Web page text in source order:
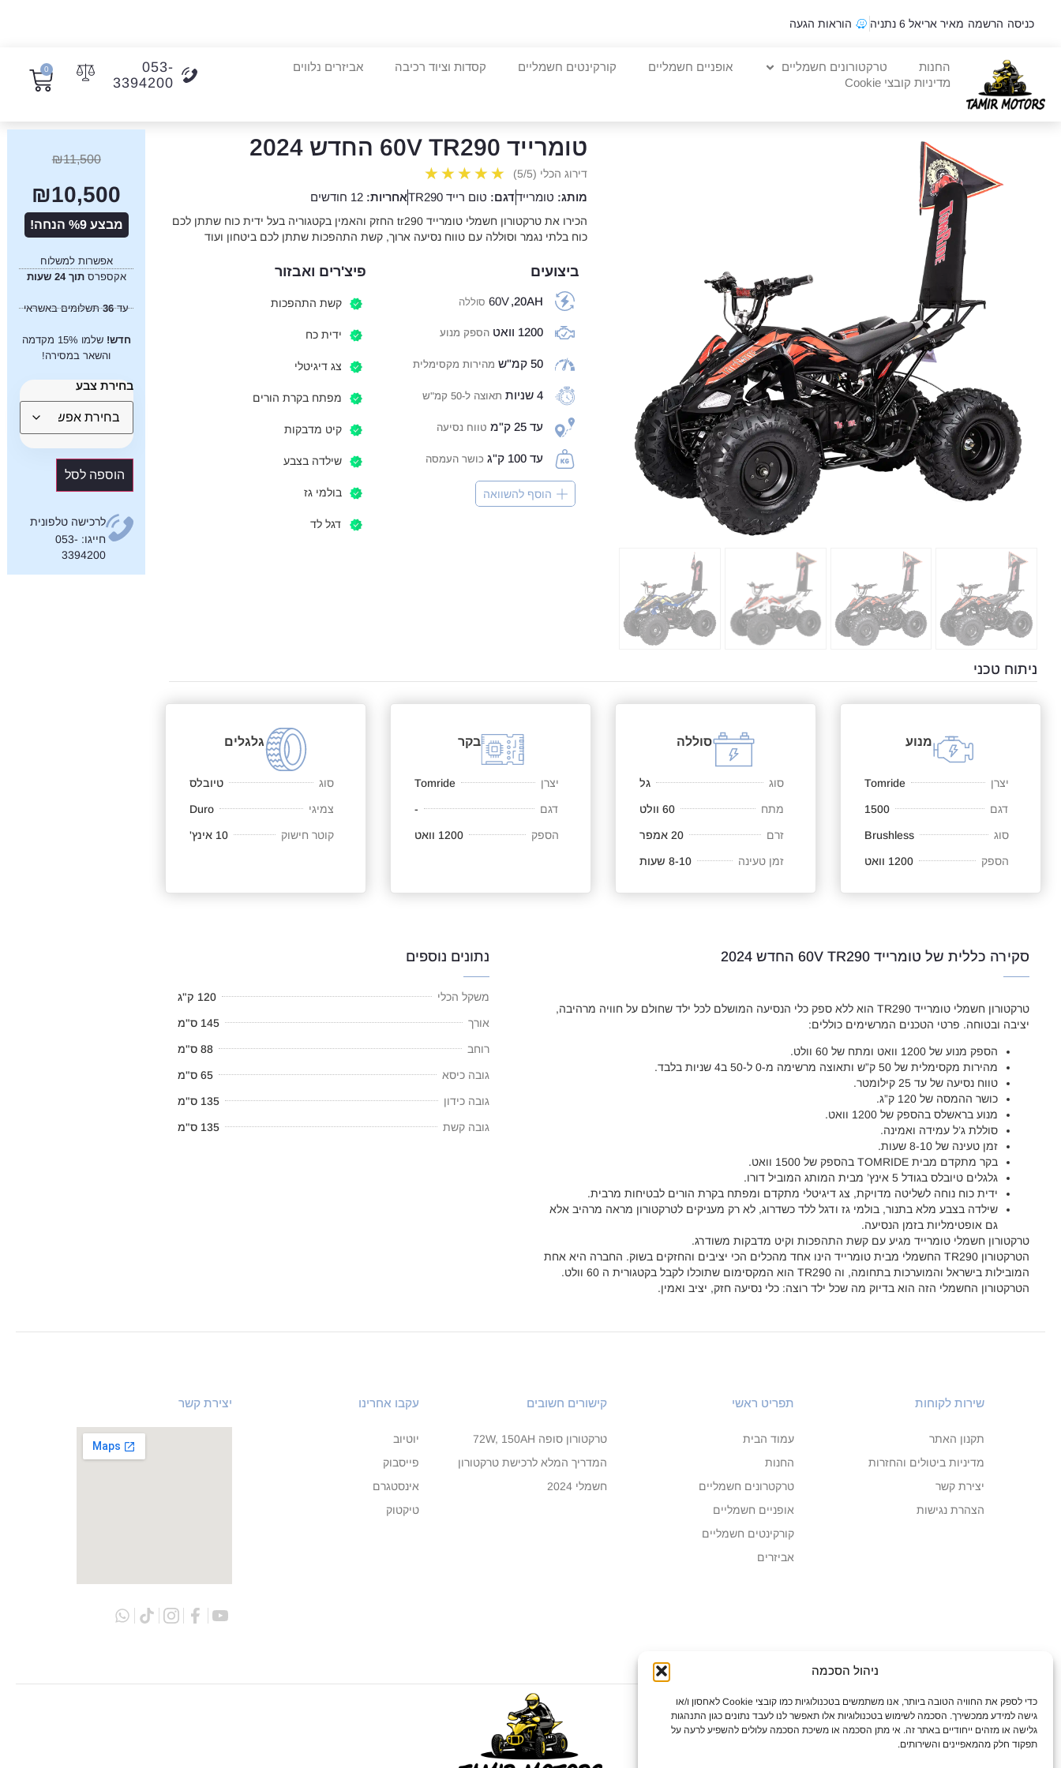
ניהול הסכמה
כדי לספק את החוויה הטובה ביותר, אנו משתמשים בטכנולוגיות כמו קובצי Cookie לאחסון ו/או
גישה למידע ממכשירך. הסכמה לשימוש בטכנולוגיות אלו תאפשר לנו לעבד נתונים כגון התנהגות
גלישה או מזהים ייחודיים באתר זה. אי מתן הסכמה או משיכת הסכמה עלולים להשפיע לרעה על
תפקוד חלק מהמאפיינים והשירותים.
כניסה הרשמה מאיר אריאל 6 נתניה הוראות הגעה
החנות טרקטורונים חשמליים אופניים חשמליים קורקינטים חשמליים קסדות וציוד רכיבה
אביזרים נלווים
מדיניות קובצי Cookie
053-
3394200
0
טומרייד 60V TR290 החדש 2024
דירוג הכלי (5/5) ★
★
★
★
★
מותג: טומריידדגם: טום רייד TR290 אחריות: 12 חודשים
הכירו את טרקטורון חשמלי טומרייד tr290 החזק והאמין בקטגוריה בעל ידית כוח שתתן לכם
כוח בלתי נגמר וסוללה עם טווח נסיעה ארוך, קשת התהפכות שתתן לכם ביטחון ועוד
ביצועים
20AH,
60V סוללה
1200 וואט הספק מנוע
50 קמ"ש מהירות מקסימלית
4 שניות תאוצה ל-50 קמ"ש
עד 25 ק"מ טווח נסיעה
עד 100 ק"ג כושר העמסה
הוסף להשוואה
פיצ'רים ואבזור
קשת התהפכות
ידית כח
צג דיגיטלי
מפתח בקרת הורים
קיט מדבקות
שילדה בצבע
בולמי גז
דגל לד
ניתוח טכני
מנוע
יצרן Tomride
דגם 1500
סוג Brushless
הספק 1200 וואט
סוללה
סוג גל
מתח 60 וולט
זרם 20 אמפר
זמן טעינה 8-10 שעות
בקר
יצרן Tomride
דגם -
הספק 1200 וואט
גלגלים
סוג טיובלס
צמיגי Duro
קוטר חישוק 10 אינץ'
סקירה כללית של טומרייד 60V TR290 החדש 2024
טרקטורון חשמלי טומרייד TR290 הוא ללא ספק כלי הנסיעה המושלם לכל ילד שחולם על חוויה מרהיבה,
יציבה ובטוחה. פרטי הטכנים המרשימים כוללים:
הספק מנוע של 1200 וואט ומתח של 60 וולט.
מהירות מקסימלית של 50 ק”ש ותאוצה מרשימה מ-0 ל-50 ב4 שניות בלבד.
טווח נסיעה של עד 25 קילומטר.
כושר ההמסה של 120 ק”ג.
מנוע בראשלס בהספק של 1200 וואט.
סוללת ג’ל עמידה ואמינה.
זמן טעינה של 8-10 שעות.
בקר מתקדם מבית TOMRIDE בהספק של 1500 וואט.
גלגלים טיובלס בגודל 5 אינץ’ מבית המותג המוביל דורו.
ידית כוח נוחה לשליטה מדויקת, צג דיגיטלי מתקדם ומפתח בקרת הורים לבטיחות מרבית.
שילדה בצבע מלא בתנור, בולמי גז ודגל ללד כשדרוג, לא רק מעניקים לטרקטורון מראה מרהיב אלא
גם אופטימליות בזמן הנסיעה.
טרקטורון חשמלי טומרייד מגיע עם קשת התהפכות וקיט מדבקות משודרג.
הטרקטורון TR290 החשמלי מבית טומרייד הינו אחד מהכלים הכי יציבים והחזקים בשוק. החברה היא אחת
המובילות בישראל והמוערכות בתחומה, וה TR290 הוא המקסימום שתוכלו לקבל בקטגורית ה 60 וולט.
הטרקטורון החשמלי הזה הוא בדיוק מה שכל ילד רוצה: כלי נסיעה חזק, יציב ואמין.
נתונים נוספים
משקל הכלי 120 ק"ג
אורך 145 ס"מ
רוחב 88 ס"מ
גובה כיסא 65 ס"מ
גובה כידון 135 ס"מ
גובה קשת 135 ס"מ
₪11,500
₪10,500
מבצע %9 הנחה!
אפשרות למשלוח
אקספרסתוך 24 שעות
עד36תשלומים באשראי
חדש!
שלמו 15% מקדמה
והשאר במסירה!
בחירת צבע
הוספה לסל
לרכישה טלפונית
חייגו: 053-
3394200
שירות לקוחות
תקנון האתר
מדיניות ביטולים והחזרות
יצירת קשר
הצהרת נגישות
תפריט ראשי
עמוד הבית
החנות
טרקטרונים חשמליים
אופניים חשמליים
קורקינטים חשמליים
אביזרים
קישורים חשובים
טרקטורון סופה 72W, 150AH
המדריך המלא לרכישת טרקטורון
חשמלי 2024
עקבו אחרינו
יוטיוב
פייסבוק
אינסטגרם
טיקטוק
יצירת קשר